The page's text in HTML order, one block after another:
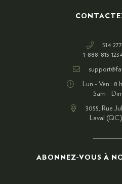
514
1-888-815-
Lun - Ven : 8
Sam -
3055, Rue
Laval
ABONNEZ-VOUS À